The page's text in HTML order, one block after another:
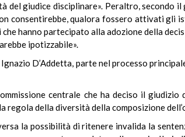
giudice disciplinare». Peraltro, secondo il
consentirebbe, qualora fossero attivati gli
hanno partecipato alla adozione della
ipotizzabile».
D’Addetta, parte nel processo
centrale che ha deciso il
della diversità della composizione
la possibilità di ritenere invalida la